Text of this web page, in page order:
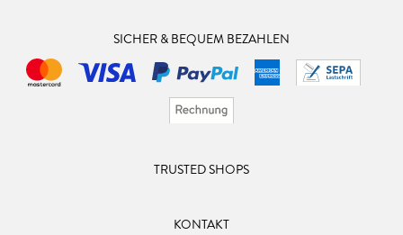
SICHER & BEQUEM BEZAHLEN
TRUSTED SHOPS
KONTAKT